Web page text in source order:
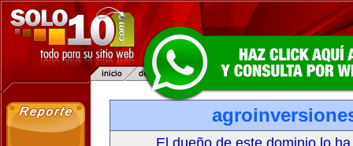
El dueño de este dominio lo